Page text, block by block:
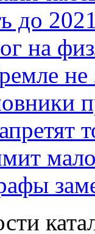
до
на